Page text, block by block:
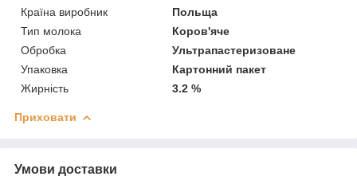
Країна виробник
Польща
Тип молока
Коров'яче
Обробка
Ультрапастеризоване
Упаковка
Картонний пакет
Жирність
3.2 %
Приховати
Умови доставки